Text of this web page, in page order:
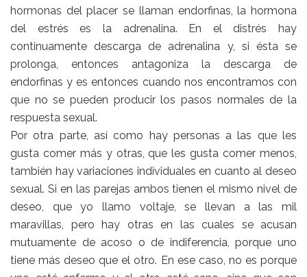
hormonas del placer se llaman endorfinas, la hormona
del estrés es la adrenalina. En el distrés hay
continuamente descarga de adrenalina y, si ésta se
prolonga, entonces antagoniza la descarga de
endorfinas y es entonces cuando nos encontramos con
que no se pueden producir los pasos normales de la
respuesta sexual.
Por otra parte, así como hay personas a las que les
gusta comer más y otras, que les gusta comer menos,
también hay variaciones individuales en cuanto al deseo
sexual. Si en las parejas ambos tienen el mismo nivel de
deseo, que yo llamo voltaje, se llevan a las mil
maravillas, pero hay otras en las cuales se acusan
mutuamente de acoso o de indiferencia, porque uno
tiene más deseo que el otro. En ese caso, no es porque